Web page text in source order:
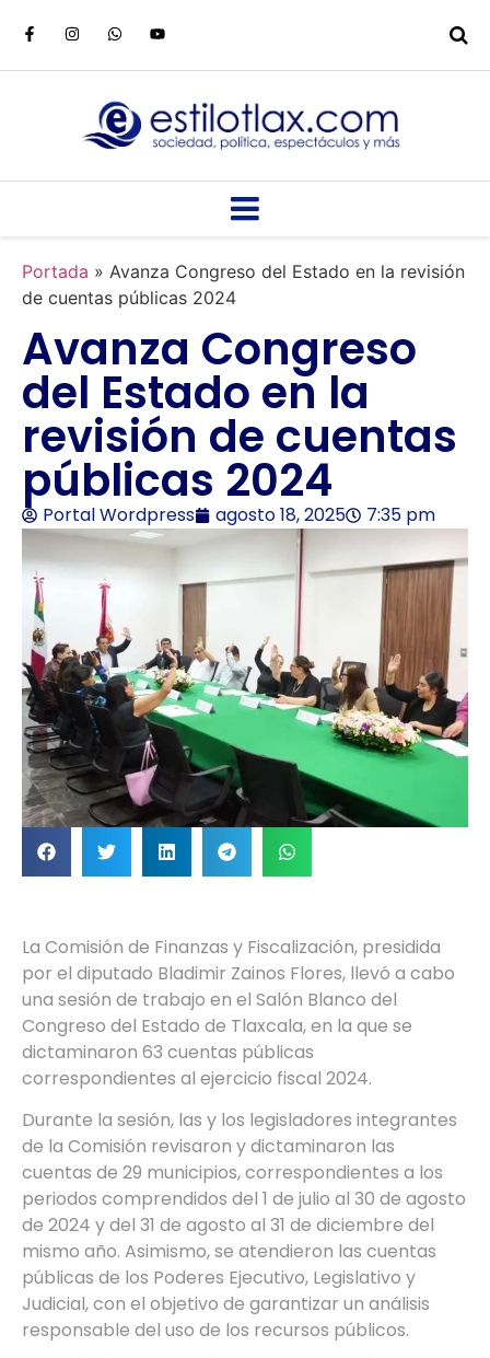
Portada » Avanza Congreso del Estado en la revisión
de cuentas públicas 2024
Avanza Congreso
del Estado en la
revisión de cuentas
públicas 2024
Portal Wordpress agosto 18, 2025 7:35 pm
La Comisión de Finanzas y Fiscalización, presidida
por el diputado Bladimir Zainos Flores, llevó a cabo
una sesión de trabajo en el Salón Blanco del
Congreso del Estado de Tlaxcala, en la que se
dictaminaron 63 cuentas públicas
correspondientes al ejercicio fiscal 2024.
Durante la sesión, las y los legisladores integrantes
de la Comisión revisaron y dictaminaron las
cuentas de 29 municipios, correspondientes a los
periodos comprendidos del 1 de julio al 30 de agosto
de 2024 y del 31 de agosto al 31 de diciembre del
mismo año. Asimismo, se atendieron las cuentas
públicas de los Poderes Ejecutivo, Legislativo y
Judicial, con el objetivo de garantizar un análisis
responsable del uso de los recursos públicos.